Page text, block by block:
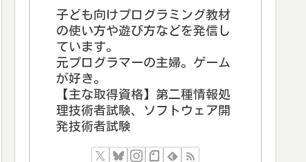
子ども向けプログラミング教材
の使い方や遊び方などを発信し
ています。
元プログラマーの主婦。ゲーム
が好き。
【主な取得資格】第二種情報処
理技術者試験、ソフトウェア開
発技術者試験